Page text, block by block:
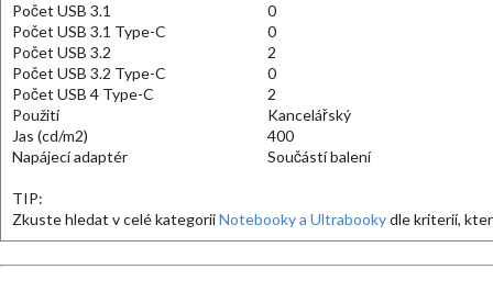
Počet USB 3.1
0
Počet USB 3.1 Type-C
0
Počet USB 3.2
2
Počet USB 3.2 Type-C
0
Počet USB 4 Type-C
2
Použití
Kancelářský
Jas (cd/m2)
400
Napájecí adaptér
Součástí balení
TIP:
Zkuste hledat v celé kategoriiNotebooky a Ultrabookydle kriterií,